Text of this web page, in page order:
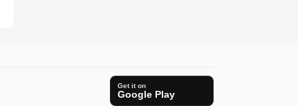
Get it on
Google Play